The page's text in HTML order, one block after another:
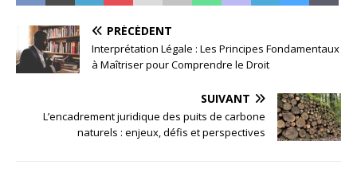
PRÉCÉDENT
Interprétation Légale : Les Principes Fondamentaux
à Maîtriser pour Comprendre le Droit
SUIVANT
L’encadrement juridique des puits de carbone
naturels : enjeux, défis et perspectives